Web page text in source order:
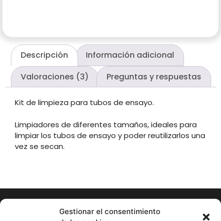
Gestionar el consentimiento
Descripción
Información adicional
Valoraciones (3)
Preguntas y respuestas
Kit de limpieza para tubos de ensayo.
Limpiadores de diferentes tamaños, ideales para
limpiar los tubos de ensayo y poder reutilizarlos una
vez se secan.